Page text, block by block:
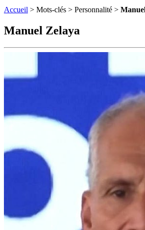
Accueil > Mots-clés > Personnalité >
Manuel Zelaya